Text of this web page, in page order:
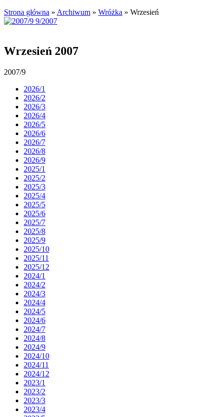
Strona główna » Archiwum » Wróżka » Wrzesień
Wrzesień 2007
2007/9
2026/1
2026/2
2026/3
2026/4
2026/5
2026/6
2026/7
2026/8
2026/9
2025/1
2025/2
2025/3
2025/4
2025/5
2025/6
2025/7
2025/8
2025/9
2025/10
2025/11
2025/12
2024/1
2024/2
2024/3
2024/4
2024/5
2024/6
2024/7
2024/8
2024/9
2024/10
2024/11
2024/12
2023/1
2023/2
2023/3
2023/4